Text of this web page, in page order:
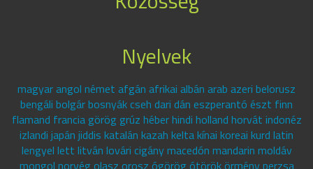
Nyelvek
magyar angol német afgán afrikai albán arab azeri belorusz
bengáli bolgár bosnyák cseh dari dán eszperantó észt finn
flamand francia görög grúz héber hindi holland horvát indonéz
izlandi japán jiddis katalán kazah kelta kínai koreai kurd latin
lengyel lett litván lovári cigány macedón mandarin moldáv
mongol norvég olasz orosz ógörög ótörök örmény perzsa